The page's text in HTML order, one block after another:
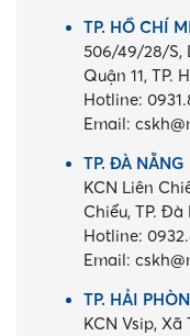
TP. HỒ CHÍ
506/49/28/S,
Quận 11, TP.
Hotline:
Email:
TP. ĐÀ NẴNG
KCN Liên
Chiểu, TP. Đà
Hotline:
Email:
TP. HẢI
KCN Vsip,